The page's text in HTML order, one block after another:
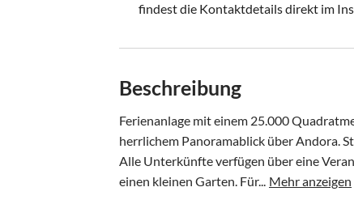
findest die Kontaktdetails direkt im
Beschreibung
Ferienanlage mit einem 25.000
herrlichem Panoramablick über Andora.
Alle Unterkünfte verfügen über eine
einen kleinen Garten. Für... Mehr anzeigen